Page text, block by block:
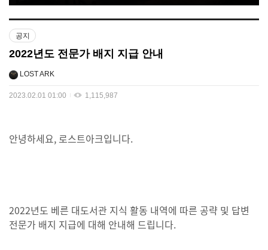
공지
2022년도 전문가 배지 지급 안내
LOST ARK
2023.02.01 01:00 1,115,987
안녕하세요, 로스트아크입니다.
2022년도 베른 대도서관 지식 활동 내역에 따른 공략 및 답변
전문가 배지 지급에 대해 안내해 드립니다.